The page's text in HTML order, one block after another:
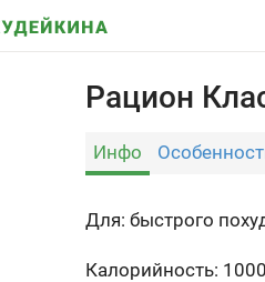
Рацион
Инфо
Для: быстрого
Калорийность: